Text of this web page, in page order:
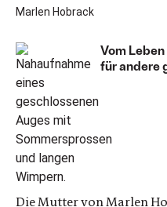
Marlen Hobrack
Vom
für andere
Die Mutter von Marlen